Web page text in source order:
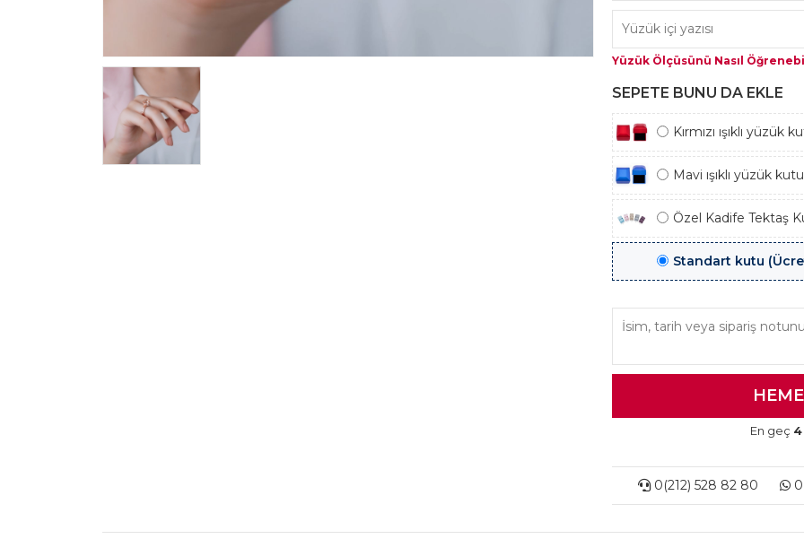
Yüzük Ölçüsünü Nasıl
SEPETE BUNU DA EKLE
Kırmızı ışıklı yüzük
Mavi ışıklı yüzük
Özel Kadife Tektaş
Standart kutu
En geç
0(212) 528 82 80